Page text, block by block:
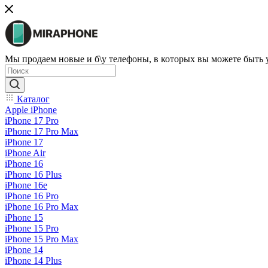
Мы продаем новые и б\у телефоны, в которых вы можете быть
Каталог
Apple iPhone
iPhone 17 Pro
iPhone 17 Pro Max
iPhone 17
iPhone Air
iPhone 16
iPhone 16 Plus
iPhone 16e
iPhone 16 Pro
iPhone 16 Pro Max
iPhone 15
iPhone 15 Pro
iPhone 15 Pro Max
iPhone 14
iPhone 14 Plus